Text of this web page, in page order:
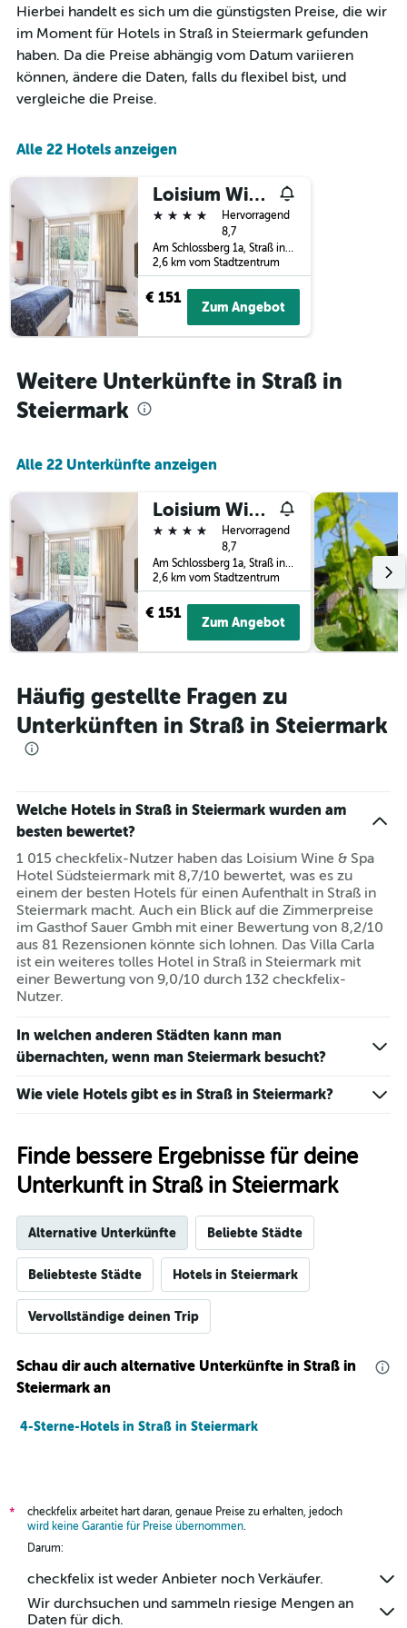
aggregiert
nach
Sternebewertung.
Das
Diagramm
hat
1
Achse,
die
die
nach
Sternen
anzeigt
Das
Diagramm
hat
1
Y-
den
durchschnittlichen
Zimmerpreis
Nacht
letzten
3
Tagen
anzeigt.
Hierbei handelt es sich um die günstigsten Preise, die wir
im Moment für Hotels in Straß in Steiermark gefunden
haben. Da die Preise abhängig vom Datum variieren
können, ändere die Daten, falls du flexibel bist, und
vergleiche die Preise.
Alle 22 Hotels anzeigen
Loisium Wine & Spa Hotel Südsteiermark
4 Sterne
Hervorragend
8,7
Am Schlossberg 1a, Straß in Steiermark, Steiermark, Österreich
2,6 km vom Stadtzentrum
€ 151
Zum Angebot
Weitere Unterkünfte in Straß in
Steiermark
Alle 22 Unterkünfte anzeigen
Loisium Wine & Spa Hotel Südsteiermark
4 Sterne
Hervorragend
8,7
Am Schlossberg 1a, Straß in Steiermark, Steiermark, Österreich
2,6 km vom Stadtzentrum
€ 151
Zum Angebot
Häufig gestellte Fragen zu
Unterkünften in Straß in Steiermark
Welche Hotels in Straß in Steiermark wurden am
besten bewertet?
1 015 checkfelix-Nutzer haben das Loisium Wine & Spa
Hotel Südsteiermark mit 8,7/10 bewertet, was es zu
einem der besten Hotels für einen Aufenthalt in Straß in
Steiermark macht. Auch ein Blick auf die Zimmerpreise
im Gasthof Sauer Gmbh mit einer Bewertung von 8,2/10
aus 81 Rezensionen könnte sich lohnen. Das Villa Carla
ist ein weiteres tolles Hotel in Straß in Steiermark mit
einer Bewertung von 9,0/10 durch 132 checkfelix-
Nutzer.
In welchen anderen Städten kann man
übernachten, wenn man Steiermark besucht?
Wie viele Hotels gibt es in Straß in Steiermark?
Finde bessere Ergebnisse für deine
Unterkunft in Straß in Steiermark
Alternative Unterkünfte Beliebte Städte
Beliebteste Städte Hotels in Steiermark
Vervollständige deinen Trip
Schau dir auch alternative Unterkünfte in Straß in
Steiermark an
4-Sterne-Hotels in Straß in Steiermark
*
checkfelix arbeitet hart daran, genaue Preise zu erhalten, jedoch
wird keine Garantie für Preise übernommen.
Darum:
checkfelix ist weder Anbieter noch Verkäufer.
Wir durchsuchen und sammeln riesige Mengen an
Daten für dich.